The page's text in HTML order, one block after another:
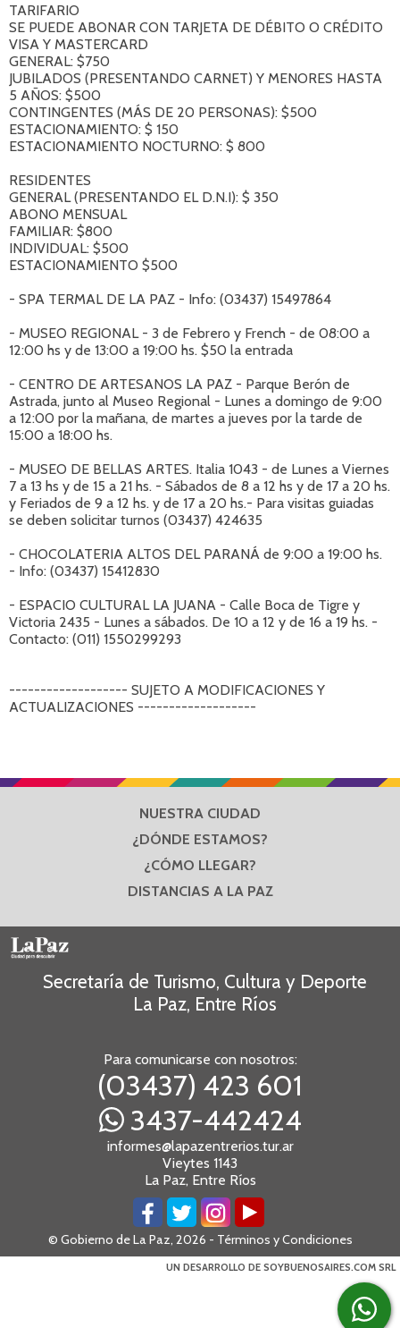
TARIFARIO
SE PUEDE ABONAR CON TARJETA DE DÉBITO O CRÉDITO
VISA Y MASTERCARD
GENERAL: $750
JUBILADOS (PRESENTANDO CARNET) Y MENORES HASTA
5 AÑOS: $500
CONTINGENTES (MÁS DE 20 PERSONAS): $500
ESTACIONAMIENTO: $ 150
ESTACIONAMIENTO NOCTURNO: $ 800
RESIDENTES
GENERAL (PRESENTANDO EL D.N.I): $ 350
ABONO MENSUAL
FAMILIAR: $800
INDIVIDUAL: $500
ESTACIONAMIENTO $500
- SPA TERMAL DE LA PAZ - Info: (03437) 15497864
- MUSEO REGIONAL - 3 de Febrero y French - de 08:00 a
12:00 hs y de 13:00 a 19:00 hs. $50 la entrada
- CENTRO DE ARTESANOS LA PAZ - Parque Berón de
Astrada, junto al Museo Regional - Lunes a domingo de 9:00
a 12:00 por la mañana, de martes a jueves por la tarde de
15:00 a 18:00 hs.
- MUSEO DE BELLAS ARTES. Italia 1043 - de Lunes a Viernes
7 a 13 hs y de 15 a 21 hs. - Sábados de 8 a 12 hs y de 17 a 20 hs.
y Feriados de 9 a 12 hs. y de 17 a 20 hs.- Para visitas guiadas
se deben solicitar turnos (03437) 424635
- CHOCOLATERIA ALTOS DEL PARANÁ de 9:00 a 19:00 hs.
- Info: (03437) 15412830
- ESPACIO CULTURAL LA JUANA - Calle Boca de Tigre y
Victoria 2435 - Lunes a sábados. De 10 a 12 y de 16 a 19 hs. -
Contacto: (011) 1550299293
------------------- SUJETO A MODIFICACIONES Y
ACTUALIZACIONES -------------------
NUESTRA CIUDAD
¿DÓNDE ESTAMOS?
¿CÓMO LLEGAR?
DISTANCIAS A LA PAZ
Secretaría de Turismo, Cultura y Deporte
La Paz, Entre Ríos
Para comunicarse con nosotros:
(03437) 423 601
3437-442424
informes@lapazentrerios.tur.ar
Vieytes 1143
La Paz, Entre Ríos
© Gobierno de La Paz, 2026 - Términos y Condiciones
UN DESARROLLO DE SOYBUENOSAIRES.COM SRL